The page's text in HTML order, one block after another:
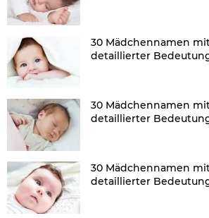
30 Mädchennamen
detaillierter
30 Mädchennamen
detaillierter
30 Mädchennamen
detaillierter